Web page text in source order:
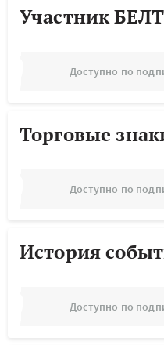
Участник
Доступно по
Торговые
Доступно по
История
Доступно по